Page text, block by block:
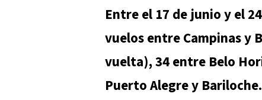
Entre el 17 de junio y el
vuelos entre Campinas y
vuelta), 34 entre Belo
Puerto Alegre y